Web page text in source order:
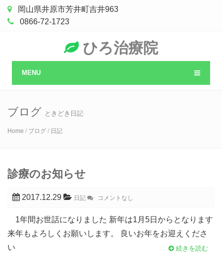
岡山県井原市芳井町吉井963
0866-72-1723
ひろ治療院
MENU
ブログ ときどき日記
Home / ブログ / 日記
診療のお知らせ
2017.12.29 日記 コメントなし
1年間お世話になりました 新年は1月5日からとなります
来年もよろしくお願いします。 良いお年をお迎えくださ
い
続きを読む